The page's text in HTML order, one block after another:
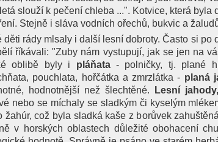
slouží k pečení chleba ...". Kotvice, která
Stejně i sláva vodních ořechů, bukvic a
děti rády mlsaly i další lesní dobroty. Často si
říkávali: "Zuby nám vystupují, jak se jen na
oblibě byly i pláňata- polničky, tj. plané
pouchlata, hořčátka a zmrzlátka - planá
hodnotnější než šlechtěné.
Lesní
nebo se míchaly se sladkým či kyselým
žahúr, což byla sladká kaše z borůvek
v horských oblastech důležité obohacení